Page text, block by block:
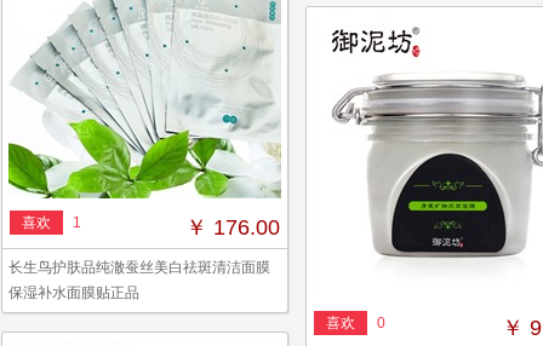
喜欢 1 ￥ 176.00
长生鸟护肤品纯澈蚕丝美白祛斑清洁面膜
保湿补水面膜贴正品
喜欢
0 ￥